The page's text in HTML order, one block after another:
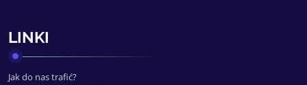
LINKI
Jak do nas trafić?